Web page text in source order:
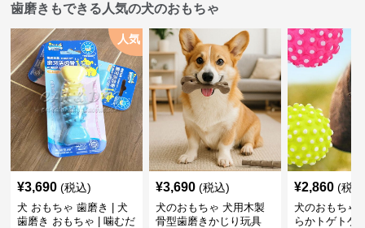
歯磨きもできる人気の犬のおもちゃ
人気
¥3,690 (税込)
犬 おもちゃ 歯磨き | 犬
歯磨き おもちゃ | 噛むだ
¥3,690 (税込)
犬のおもちゃ 犬用木製
骨型歯磨きかじり玩具
¥2,860 (税
犬のおもちゃ
らかトゲトゲ